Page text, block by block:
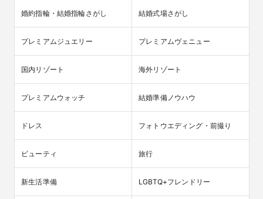
婚約指輪・結婚指輪さがし 結婚式場さがし
プレミアムジュエリー プレミアムヴェニュー
国内リゾート 海外リゾート
プレミアムウォッチ 結婚準備ノウハウ
ドレス フォトウエディング・前撮り
ビューティ 旅行
新生活準備 LGBTQ+フレンドリー